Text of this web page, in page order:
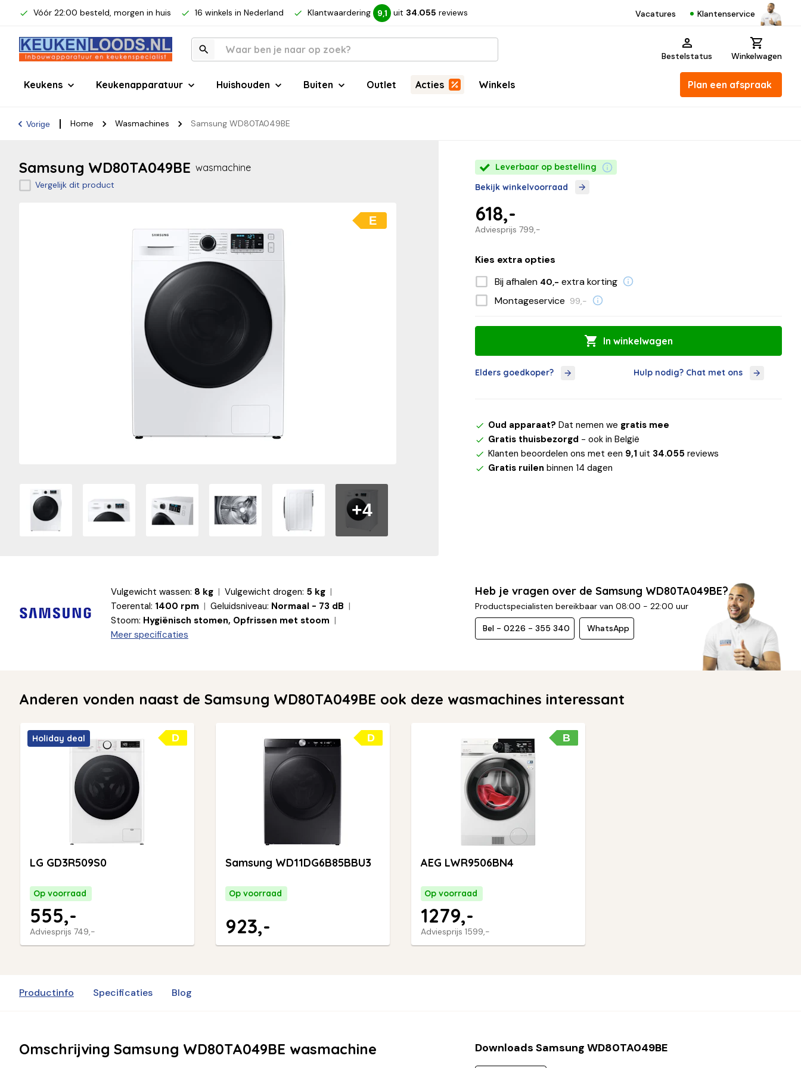
Vóór 22:00 besteld, morgen in huis 16 winkels in Nederland Klantwaardering 9,1 uit 34.055 reviews Vacatures Klantenservice
Bestelstatus Winkelwagen
Keukens Keukenapparatuur Huishouden Buiten Outlet Acties Winkels Plan een afspraak
Vorige Home Wasmachines Samsung WD80TA049BE
Samsung WD80TA049BE wasmachine
Vergelijk dit product
+4
E
Leverbaar op bestelling
Bekijk winkelvoorraad
Adviesprijs799,-
618,-
Kies extra opties
Bij afhalen 40,- extra korting
Montageservice 99,-
In winkelwagen
Elders goedkoper? Hulp nodig? Chat met ons
Oud apparaat? Dat nemen we gratis mee
Gratis thuisbezorgd - ook in België
Klanten beoordelen ons met een 9,1 uit 34.055 reviews
Gratis ruilen binnen 14 dagen
Vulgewicht wassen: 8 kg Vulgewicht drogen: 5 kg
Toerental: 1400 rpm Geluidsniveau: Normaal - 73 dB
Stoom: Hygiënisch stomen, Opfrissen met stoom
Meer specificaties
Heb je vragen over de Samsung WD80TA049BE?
Productspecialisten bereikbaar van 08:00 - 22:00 uur
Bel - 0226 - 355 340 WhatsApp
Anderen vonden naast de Samsung WD80TA049BE ook deze wasmachines interessant
D
Holiday deal
LG GD3R509S0
Op voorraad
Adviesprijs 749,-
555,-
D
Samsung WD11DG6B85BBU3
Op voorraad
923,-
B
AEG LWR9506BN4
Op voorraad
Adviesprijs 1599,-
1279,-
Productinfo Specificaties Blog
Omschrijving Samsung WD80TA049BE wasmachine Downloads Samsung WD80TA049BE